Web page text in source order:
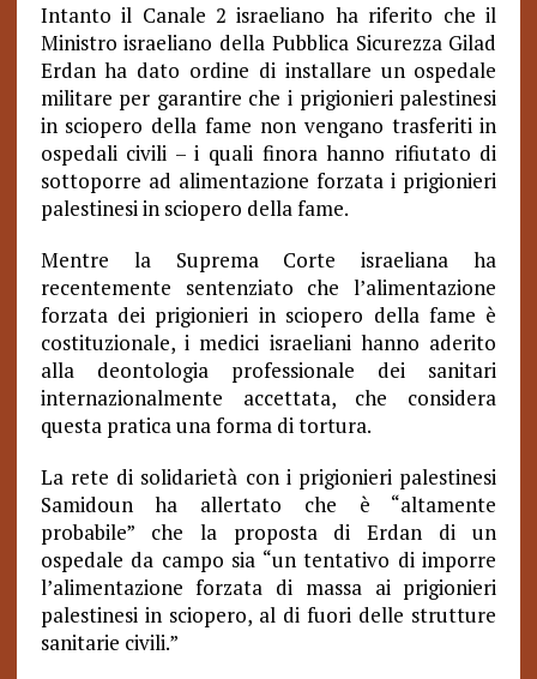
Intanto il Canale 2 israeliano ha riferito che il
Ministro israeliano della Pubblica Sicurezza Gilad
Erdan ha dato ordine di installare un ospedale
militare per garantire che i prigionieri palestinesi
in sciopero della fame non vengano trasferiti in
ospedali civili – i quali finora hanno rifiutato di
sottoporre ad alimentazione forzata i prigionieri
palestinesi in sciopero della fame.
Mentre la Suprema Corte israeliana ha
recentemente sentenziato che l’alimentazione
forzata dei prigionieri in sciopero della fame è
costituzionale, i medici israeliani hanno aderito
alla deontologia professionale dei sanitari
internazionalmente accettata, che considera
questa pratica una forma di tortura.
La rete di solidarietà con i prigionieri palestinesi
Samidoun ha allertato che è “altamente
probabile” che la proposta di Erdan di un
ospedale da campo sia “un tentativo di imporre
l’alimentazione forzata di massa ai prigionieri
palestinesi in sciopero, al di fuori delle strutture
sanitarie civili.”